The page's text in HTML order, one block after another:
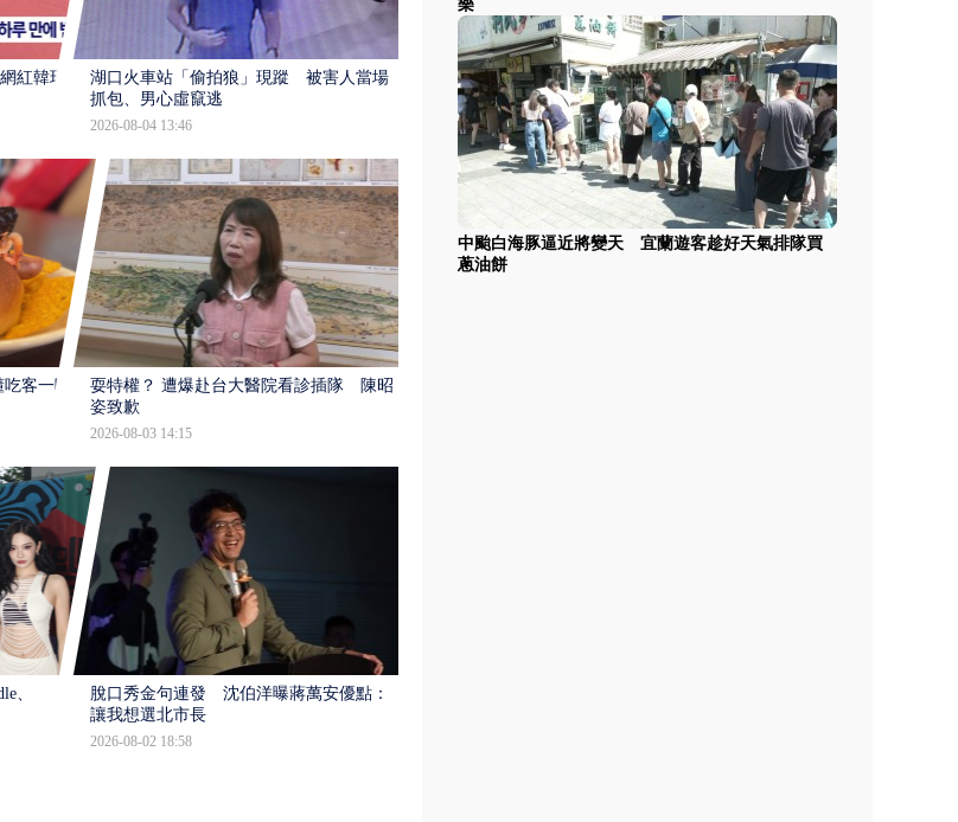
紅韓瑞
湖口火車站「偷拍狼」現蹤 被害人當場
抓包、男心虛竄逃
2026-08-04 13:46
客一吃
耍特權？ 遭爆赴台大醫院看診插隊 陳昭
姿致歉
2026-08-03 14:15
、
脫口秀金句連發 沈伯洋曝蔣萬安優點：
讓我想選北市長
2026-08-02 18:58
樂
中颱白海豚逼近將變天 宜蘭遊客趁好天氣排隊買
蔥油餅